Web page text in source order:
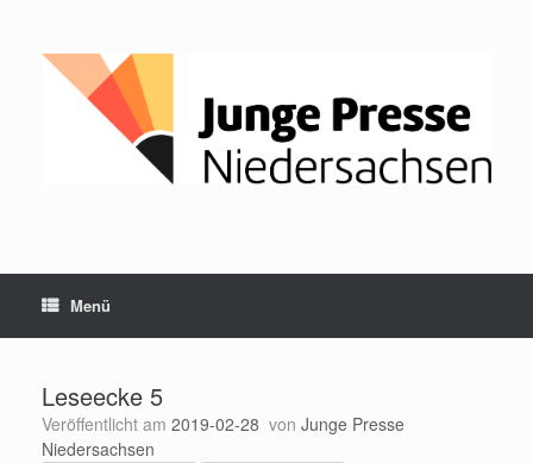
springen
Menü
Leseecke 5
Veröffentlicht am 2019-02-28 von Junge Presse
Niedersachsen